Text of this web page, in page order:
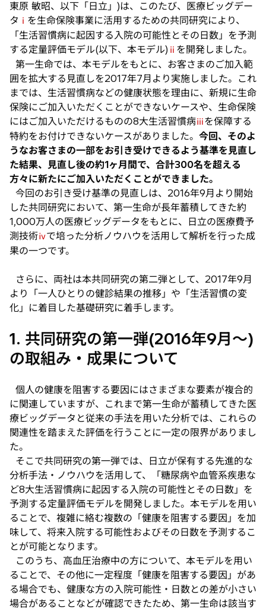
ブ
で
開
く
東原 敏昭、以下「日立」)は、このたび、医療ビッグデー
タ ⅰ を生命保険事業に活用するための共同研究により、
「生活習慣病に起因する入院の可能性とその日数」を予測
する定量評価モデル(以下、本モデル) ⅱ を開発しました。
第一生命では、本モデルをもとに、お客さまのご加入範
囲を拡大する見直しを2017年7月より実施しました。これ
までは、生活習慣病などの健康状態を理由に、新規に生命
保険にご加入いただくことができないケースや、生命保険
にはご加入いただけるものの8大生活習慣病ⅲを保障する
特約をお付けできないケースがありました。 今回、そのよ
うなお客さまの一部をお引き受けできるよう基準を見直し
た結果、見直し後の約1ヶ月間で、合計300名を超える
方々に新たにご加入いただくことができました。
今回のお引き受け基準の見直しは、2016年9月より開始
した共同研究において、第一生命が長年蓄積してきた約
1,000万人の医療ビッグデータをもとに、日立の医療費予
測技術ⅳで培った分析ノウハウを活用して解析を行った成
果の一つです。
さらに、両社は本共同研究の第二弾として、2017年9月
より「一人ひとりの健診結果の推移」や「生活習慣の変
化」に着目した基礎研究に着手します。
1. 共同研究の第一弾(2016年9月〜)
の取組み・成果について
個人の健康を阻害する要因にはさまざまな要素が複合的
に関連していますが、これまで第一生命が蓄積してきた医
療ビッグデータと従来の手法を用いた分析では、これらの
関連性を踏まえた評価を行うことに一定の限界がありまし
た。
そこで共同研究の第一弾では、日立が保有する先進的な
分析手法・ノウハウを活用して、「糖尿病や血管系疾患な
ど8大生活習慣病に起因する入院の可能性とその日数」を
予測する定量評価モデルを開発しました。本モデルを用い
ることで、複雑に絡む複数の「健康を阻害する要因」を加
味して、将来入院する可能性およびその日数を予測するこ
とが可能となります。
このうち、高血圧治療中の方について、本モデルを用い
ることで、その他に一定程度「健康を阻害する要因」があ
る場合でも、健康な方の入院可能性・日数との差が小さい
場合があることなどが確認できたため、第一生命は該当す